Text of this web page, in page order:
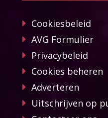
Cookiesbeleid
AVG Formulier
Privacybeleid
Cookies beheren
Adverteren
Uitschrijven op